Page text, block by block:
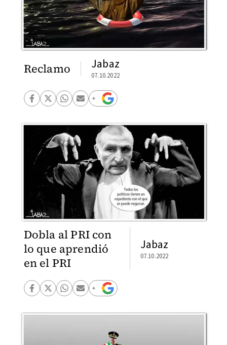
Reclamo Jabaz
07.10.2022
Dobla al PRI con
lo que aprendió
en el PRI
Jabaz
07.10.2022